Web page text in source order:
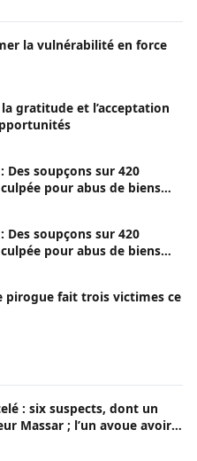
la vulnérabilité en force
gratitude et l’acceptation
Des soupçons sur 420
pour abus de biens
Des soupçons sur 420
pour abus de biens
pirogue fait trois victimes ce
: six suspects, dont un
Massar ; l’un avoue avoir